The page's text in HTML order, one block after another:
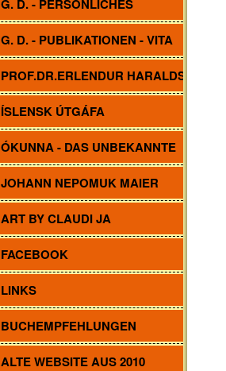
G. D. - PERSÖNLICHES
G. D. - PUBLIKATIONEN - VITA
PROF.DR.ERLENDUR HARALDSSON
ÍSLENSK ÚTGÁFA
ÓKUNNA - DAS UNBEKANNTE
JOHANN NEPOMUK MAIER
ART BY CLAUDI JA
FACEBOOK
LINKS
BUCHEMPFEHLUNGEN
ALTE WEBSITE AUS 2010